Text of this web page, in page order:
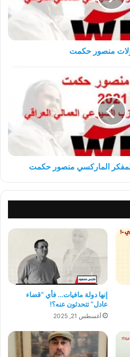
منصور حكمت
الماركسي منصور حكمت
إنها دولة مافيات… فأي “قضاء
عادل” تتحدثون عنه؟!
أغسطس 21, 2025